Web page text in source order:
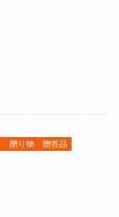
贈り物
贈答品